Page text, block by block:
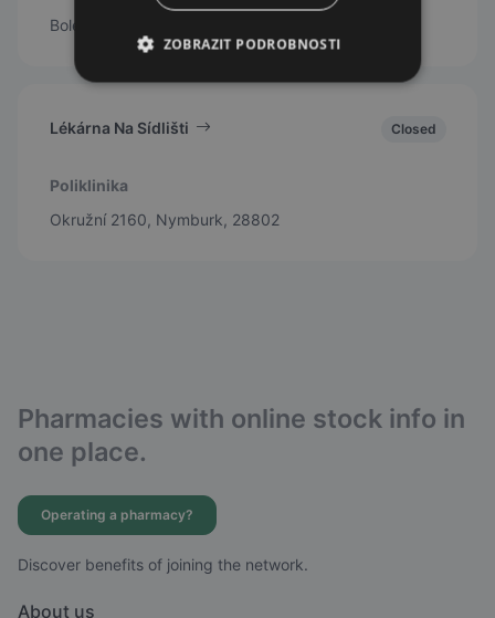
Boleslavská třída 1854/14, Nymburk, 28802
Lékárna Na Sídlišti Closed
Poliklinika
Okružní 2160, Nymburk, 28802
Pharmacies with online stock info in
one place.
Operating a pharmacy?
Discover benefits of joining the network.
About us
ZOBRAZIT PODROBNOSTI